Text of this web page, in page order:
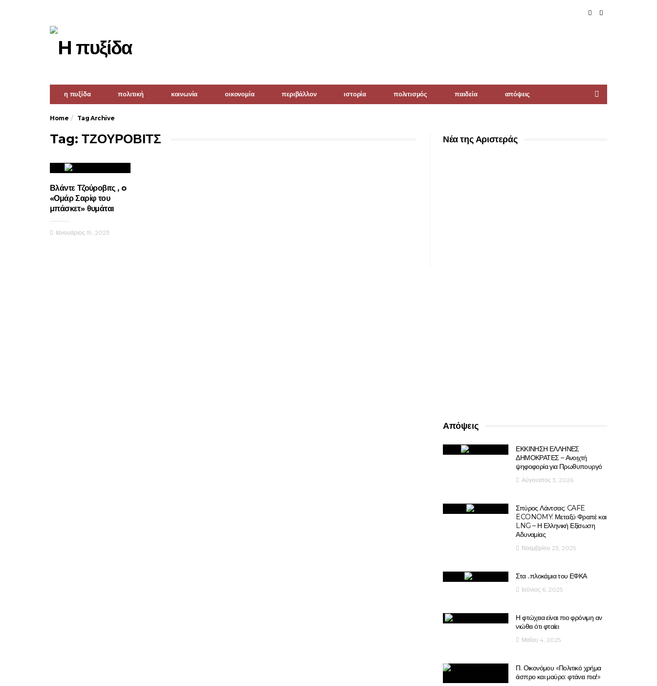
η πυξίδα πολιτική κοινωνία οικονομία περιβάλλον ιστορία πολιτισμός παιδεία απόψεις
Home Tag Archive
Tag: ΤΖΟΥΡΟΒΙΤΣ
Βλάντε Τζούροβιτς , o
«Ομάρ Σαρίφ του
μπάσκετ» θυμάται
Ιανουάριος 19, 2023
Νέα της Αριστεράς
Απόψεις
ΕΚΚΙΝΗΣΗ ΕΛΛΗΝΕΣ
ΔΗΜΟΚΡΑΤΕΣ – Ανοιχτή
ψηφοφορία για Πρωθυπουργό
Αύγουστος 3, 2026
Σπύρος Λάντσας: CAFE
ECONOMY: Μεταξύ Φραπέ και
LNG – Η Ελληνική Εξίσωση
Αδυναμίας
Νοεμβρίου 23, 2025
Στα ..πλοκάμια του ΕΦΚΑ
Ιούνιος 6, 2025
Η φτώχεια είναι πιο φρόνιμη αν
νιώθει ότι φταίει
Μαΐου 4, 2025
Π. Οικονόμου «Πολιτικό χρήμα
άσπρο και μαύρο: φτάνει πια!»